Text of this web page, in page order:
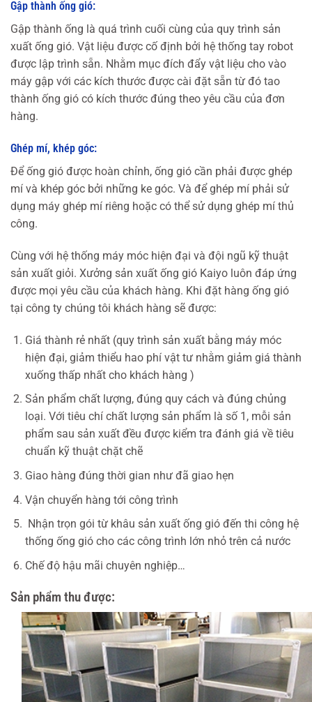
Gập thành ống gió:
Gập thành ống là quá trình cuối cùng của quy trình sản
xuất ống gió. Vật liệu được cố định bởi hệ thống tay robot
được lập trình sẵn. Nhằm mục đích đẩy vật liệu cho vào
máy gập với các kích thước được cài đặt sẵn từ đó tao
thành ống gió có kích thước đúng theo yêu cầu của đơn
hàng.
Ghép mí, khép góc:
Để ống gió được hoàn chỉnh, ống gió cần phải được ghép
mí và khép góc bởi những ke góc. Và để ghép mí phải sử
dụng máy ghép mí riêng hoặc có thể sử dụng ghép mí thủ
công.
Cùng với hệ thống máy móc hiện đại và đội ngũ kỹ thuật
sản xuất giỏi. Xưởng sản xuất ống gió Kaiyo luôn đáp ứng
được mọi yêu cầu của khách hàng. Khi đặt hàng ống gió
tại công ty chúng tôi khách hàng sẽ được:
Giá thành rẻ nhất (quy trình sản xuất bằng máy móc
hiện đại, giảm thiểu hao phí vật tư nhằm giảm giá thành
xuống thấp nhất cho khách hàng )
Sản phẩm chất lượng, đúng quy cách và đúng chủng
loại. Với tiêu chí chất lượng sản phẩm là số 1, mỗi sản
phẩm sau sản xuất đều được kiểm tra đánh giá về tiêu
chuẩn kỹ thuật chặt chẽ
Giao hàng đúng thời gian như đã giao hẹn
Vận chuyển hàng tới công trình
Nhận trọn gói từ khâu sản xuất ống gió đến thi công hệ
thống ống gió cho các công trình lớn nhỏ trên cả nước
Chế độ hậu mãi chuyên nghiệp…
Sản phẩm thu được: